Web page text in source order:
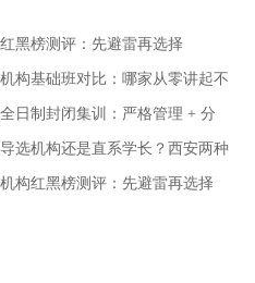
黑榜测评：先避雷再选择
构基础班对比：哪家从零讲起不
日制封闭集训：严格管理 + 分
选机构还是直系学长？西安两种
构红黑榜测评：先避雷再选择